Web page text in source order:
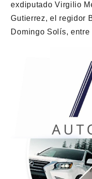
exdiputado Virgilio
Gutierrez, el regidor
Domingo Solís, entre